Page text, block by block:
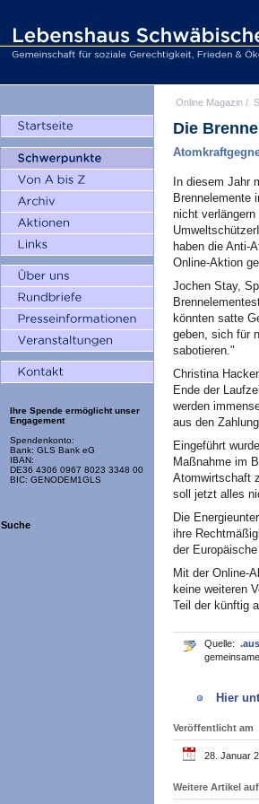
Ihre Spende ermöglicht unser
Engagement
Spendenkonto:
Bank: GLS Bank eG
IBAN:
DE36 4306 0967 8023 3348 00
BIC: GENODEM1GLS
Suche
Online Magazin /
Die
In diesem Jahr
Brennelemente
nicht
haben die Anti-
Online-Aktion
Jochen Stay,
könnten satte
geben, sich für
sabotieren."
Christina
Ende der
werden
aus den
Eingeführt
Maßnahme im
Atomwirtschaft
soll jetzt alles
Die
ihre
der
Mit der Online-
keine weiteren
Teil der künftig
Quelle:
Hier
Veröffentlicht am
28. Januar
Weitere Artikel